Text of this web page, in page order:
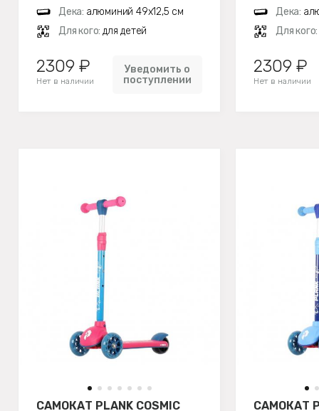
Дека: алюминий 49х12,5 см
Для кого: для детей
2309 ₽
Нет в наличии
Уведомить о
поступлении
Дека:
Для кого:
2309 ₽
Нет в наличии
САМОКАТ PLANK COSMIC
САМОКАТ